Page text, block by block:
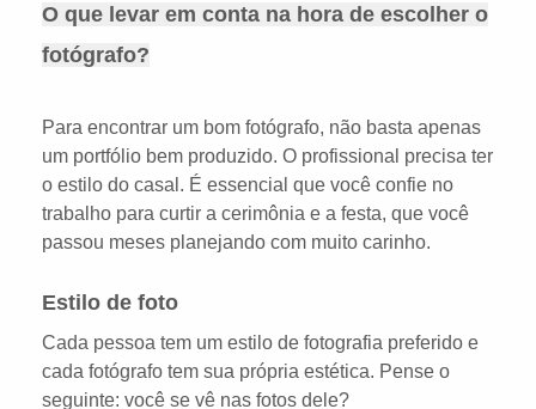
O que levar em conta na hora de escolher o
fotógrafo?
Para encontrar um bom fotógrafo, não basta apenas
um portfólio bem produzido. O profissional precisa ter
o estilo do casal. É essencial que você confie no
trabalho para curtir a cerimônia e a festa, que você
passou meses planejando com muito carinho.
Estilo de foto
Cada pessoa tem um estilo de fotografia preferido e
cada fotógrafo tem sua própria estética. Pense o
seguinte: você se vê nas fotos dele?